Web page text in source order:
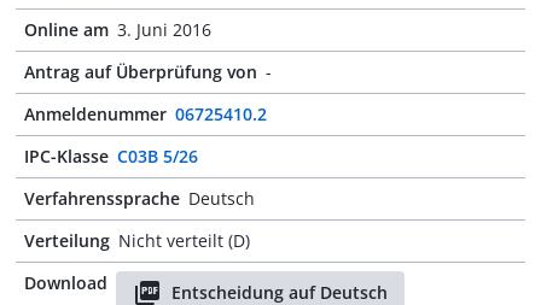
Online am 3. Juni 2016
Antrag auf Überprüfung von -
Anmeldenummer 06725410.2
IPC-Klasse C03B 5/26
Verfahrenssprache Deutsch
Verteilung Nicht verteilt (D)
Download
Entscheidung auf Deutsch